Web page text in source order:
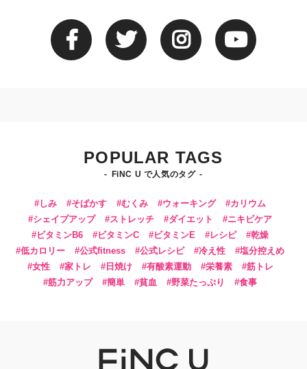
POPULAR TAGS
FiNC U で人気のタグ
しみ そばかす むくみ ウォーキング
カリウム
シェイプアップ
ストレッチ ダイエット
ニキビケア
ビタミンB6
ビタミンC ビタミンE レシピ
乾燥
低カロリー
公式fitness 公式レシピ 冷え性
塩分控えめ
女性
家トレ 日焼け 有酸素運動 栄養素
筋トレ
筋力アップ
簡単 貧血 野菜たっぷり 食事